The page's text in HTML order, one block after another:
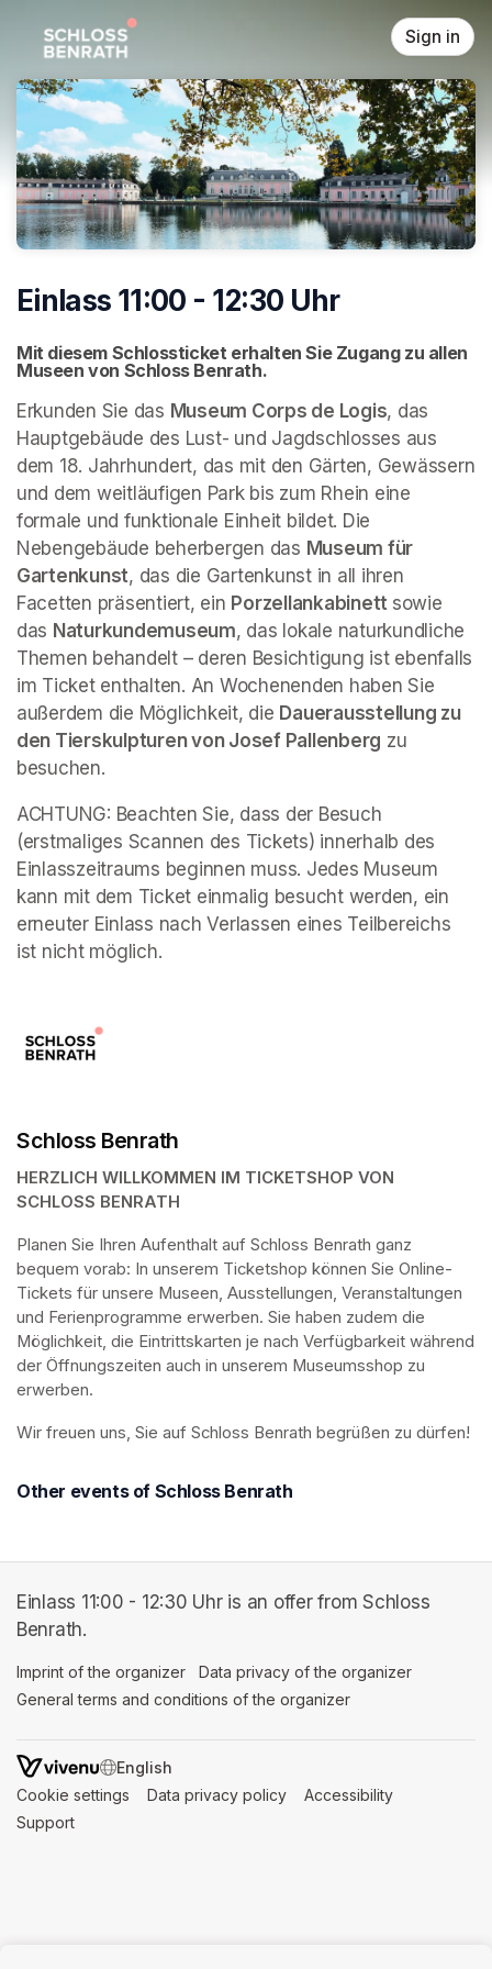
Sign in
Einlass 11:00 - 12:30 Uhr
Mit diesem Schlossticket erhalten Sie Zugang zu allen
Museen von Schloss Benrath.
Erkunden Sie das Museum Corps de Logis, das
Hauptgebäude des Lust- und Jagdschlosses aus
dem 18. Jahrhundert, das mit den Gärten, Gewässern
und dem weitläufigen Park bis zum Rhein eine
formale und funktionale Einheit bildet. Die
Nebengebäude beherbergen das Museum für
Gartenkunst, das die Gartenkunst in all ihren
Facetten präsentiert, ein Porzellankabinett sowie
das Naturkundemuseum, das lokale naturkundliche
Themen behandelt – deren Besichtigung ist ebenfalls
im Ticket enthalten. An Wochenenden haben Sie
außerdem die Möglichkeit, die Dauerausstellung zu
den Tierskulpturen von Josef Pallenberg zu
besuchen.
ACHTUNG: Beachten Sie, dass der Besuch
(erstmaliges Scannen des Tickets) innerhalb des
Einlasszeitraums beginnen muss. Jedes Museum
kann mit dem Ticket einmalig besucht werden, ein
erneuter Einlass nach Verlassen eines Teilbereichs
ist nicht möglich.
Schloss Benrath
HERZLICH WILLKOMMEN IM TICKETSHOP VON
SCHLOSS BENRATH
Planen Sie Ihren Aufenthalt auf Schloss Benrath ganz
bequem vorab: In unserem Ticketshop können Sie Online-
Tickets für unsere Museen, Ausstellungen, Veranstaltungen
und Ferienprogramme erwerben. Sie haben zudem die
Möglichkeit, die Eintrittskarten je nach Verfügbarkeit während
der Öffnungszeiten auch in unserem Museumsshop zu
erwerben.
Wir freuen uns, Sie auf Schloss Benrath begrüßen zu dürfen!
Other events of Schloss Benrath
Einlass 11:00 - 12:30 Uhr is an offer from Schloss
Benrath.
Imprint of the organizer (opens in a new tab)
Data privacy of the organizer
General terms and conditions of the organizer
SWITCH LANGUAGE
Cookie settings (opens in a new tab)
Data privacy policy (opens in a new tab)
Accessibility
Support